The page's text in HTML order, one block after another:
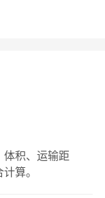
体积、运输距
算。